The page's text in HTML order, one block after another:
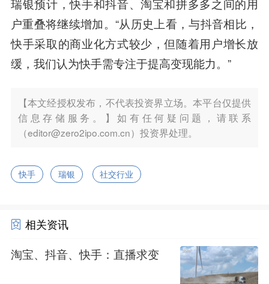
瑞银预计，快手和抖音、淘宝和拼多多之间的用
户重叠将继续增加。“从历史上看，与抖音相比，
快手采取的商业化方式较少，但随着用户增长放
缓，我们认为快手需专注于提高变现能力。”
【本文经授权发布，不代表投资界立场。本平台仅提供
信息存储服务。】如有任何疑问题，请联系
（editor@zero2ipo.com.cn）投资界处理。
快手 瑞银 社交行业
相关资讯
淘宝、抖音、快手：直播求变